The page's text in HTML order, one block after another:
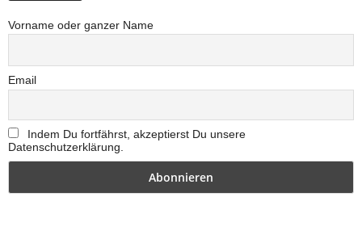
Vorname oder ganzer Name
Email
Indem Du fortfährst, akzeptierst Du unsere
Datenschutzerklärung.